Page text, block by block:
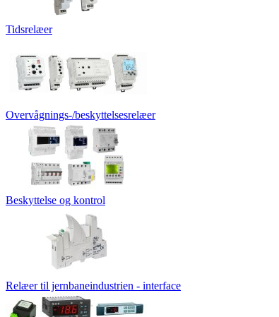
Tidsrelæer
Overvågnings-/beskyttelsesrelæer
Beskyttelse og kontrol
Relæer til jernbaneindustrien - interface